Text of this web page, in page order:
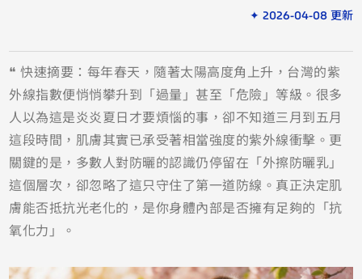
✦ 2026-04-08 更新
❝ 快速摘要：每年春天，隨著太陽高度角上升，台灣的紫
外線指數便悄悄攀升到「過量」甚至「危險」等級。很多
人以為這是炎炎夏日才要煩惱的事，卻不知道三月到五月
這段時間，肌膚其實已承受著相當強度的紫外線衝擊。更
關鍵的是，多數人對防曬的認識仍停留在「外擦防曬乳」
這個層次，卻忽略了這只守住了第一道防線。真正決定肌
膚能否抵抗光老化的，是你身體內部是否擁有足夠的「抗
氧化力」。